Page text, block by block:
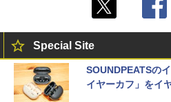
Special Site
SOUNDPEATSの
イヤーカフ」をイ